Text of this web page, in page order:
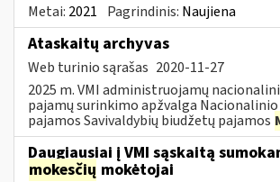
Metai: 2021 Pagrindinis: Naujiena
Ataskaitų archyvas
Web turinio sąrašas 2020-11-27
2025 m. VMI administruojamų
pajamų surinkimo apžvalga
pajamos Savivaldybių biudžetų pajamos
Daugiausiai į VMI sąskaitą
mokesčių mokėtojai